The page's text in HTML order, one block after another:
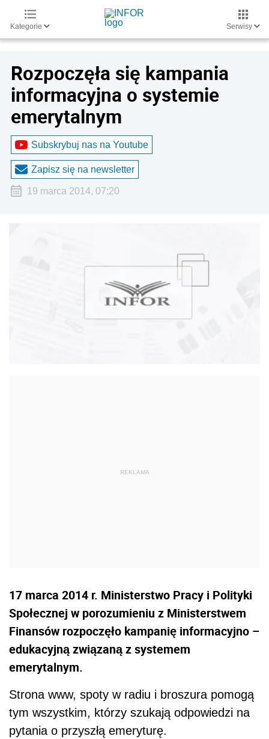
Kategorie Serwisy
Rozpoczęła się kampania
informacyjna o systemie
emerytalnym
Subskrybuj nas na Youtube
Zapisz się na newsletter
19 marca 2014, 07:20
17 marca 2014 r. Ministerstwo Pracy i Polityki
Społecznej w porozumieniu z Ministerstwem
Finansów rozpoczęło kampanię informacyjno –
edukacyjną związaną z systemem
emerytalnym.
Strona www, spoty w radiu i broszura pomogą
tym wszystkim, którzy szukają odpowiedzi na
pytania o przyszłą emeryturę.